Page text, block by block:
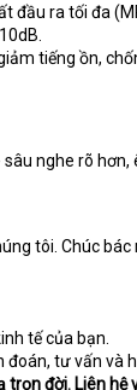
đầu ra tối đa
tiếng ồn,
nghe rõ hơn,
tôi. Chúc
tế của bạn.
tư vấn và
trọn đời. Liên hệ